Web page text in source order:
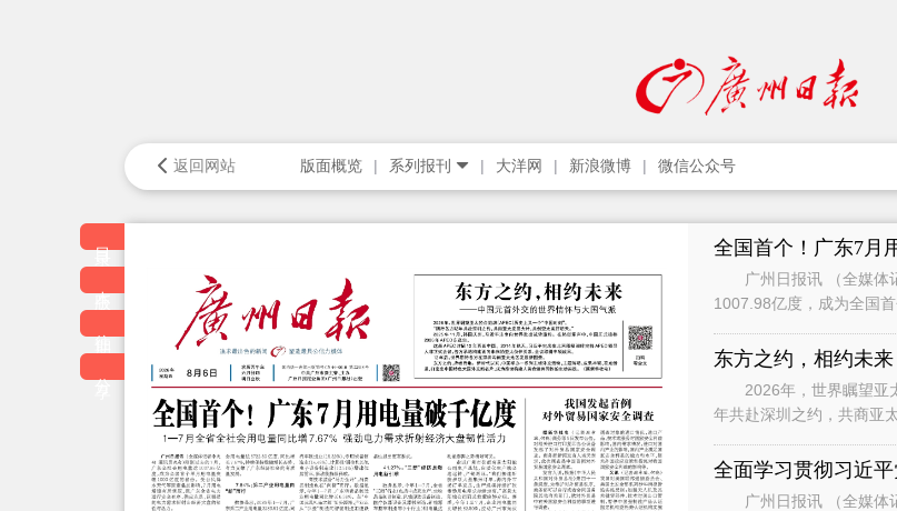
返回网站 版面概览 系列报刊 大洋网 新浪微博 微信公众号
全国首个！广东7月
广州日报讯 （全媒体记
1007.98亿度，成为全国
东方之约，相约未来
2026年，世界瞩望亚太经合
年共赴深圳之约，共商亚太发展大计
广州日报讯 （全媒体记